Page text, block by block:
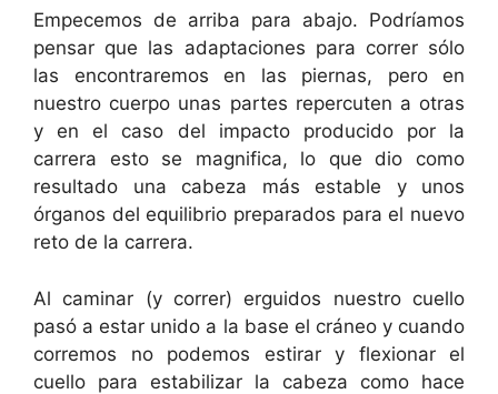
Empecemos de arriba para abajo. Podríamos
pensar que las adaptaciones para correr sólo
las encontraremos en las piernas, pero en
nuestro cuerpo unas partes repercuten a otras
y en el caso del impacto producido por la
carrera esto se magnifica, lo que dio como
resultado una cabeza más estable y unos
órganos del equilibrio preparados para el nuevo
reto de la carrera.
Al caminar (y correr) erguidos nuestro cuello
pasó a estar unido a la base el cráneo y cuando
corremos no podemos estirar y flexionar el
cuello para estabilizar la cabeza como hace